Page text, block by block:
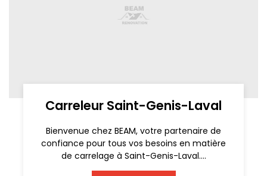
Carreleur Saint-Genis-Laval
Bienvenue chez BEAM, votre partenaire de
confiance pour tous vos besoins en matière
de carrelage à Saint-Genis-Laval....